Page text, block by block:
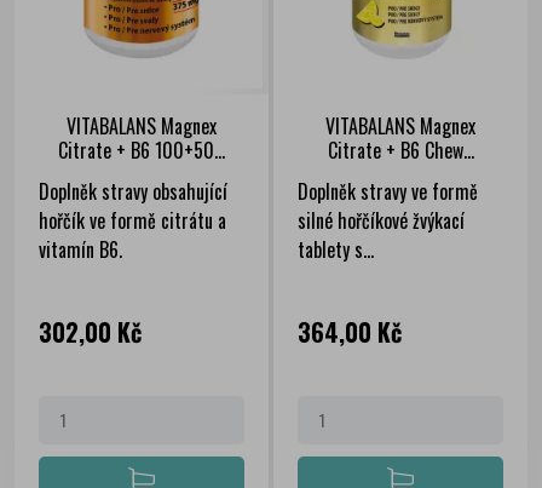
VITABALANS Magnex
Citrate + B6 100+50...
Doplněk stravy obsahující
hořčík ve formě citrátu a
vitamín B6.
Cena
302,00 Kč
VITABALANS Magnex
Citrate + B6 Chew...
Doplněk stravy ve formě
silné hořčíkové žvýkací
tablety s...
Cena
364,00 Kč